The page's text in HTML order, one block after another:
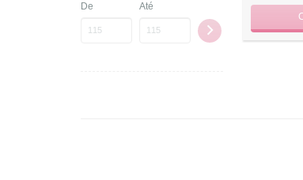
De Até